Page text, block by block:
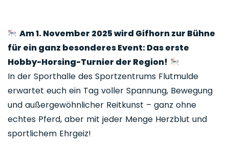
Am 1. November 2025 wird Gifhorn zur Bühne
für ein ganz besonderes Event: Das erste
Hobby-Horsing-Turnier der Region!
In der Sporthalle des Sportzentrums Flutmulde
erwartet euch ein Tag voller Spannung, Bewegung
und außergewöhnlicher Reitkunst – ganz ohne
echtes Pferd, aber mit jeder Menge Herzblut und
sportlichem Ehrgeiz!